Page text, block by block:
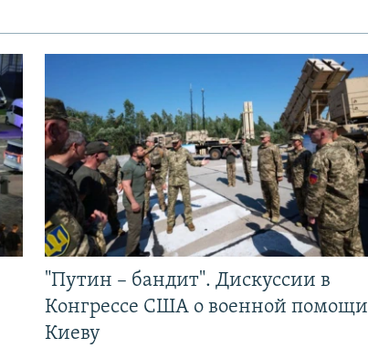
"Путин – бандит". Дискуссии в
Конгрессе США о военной помощи
Киеву